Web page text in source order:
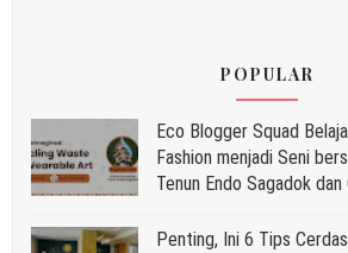
POPULAR
Eco Blogger Squad
Fashion menjadi Seni
Tenun Endo Sagadok
Penting, Ini 6 Tips